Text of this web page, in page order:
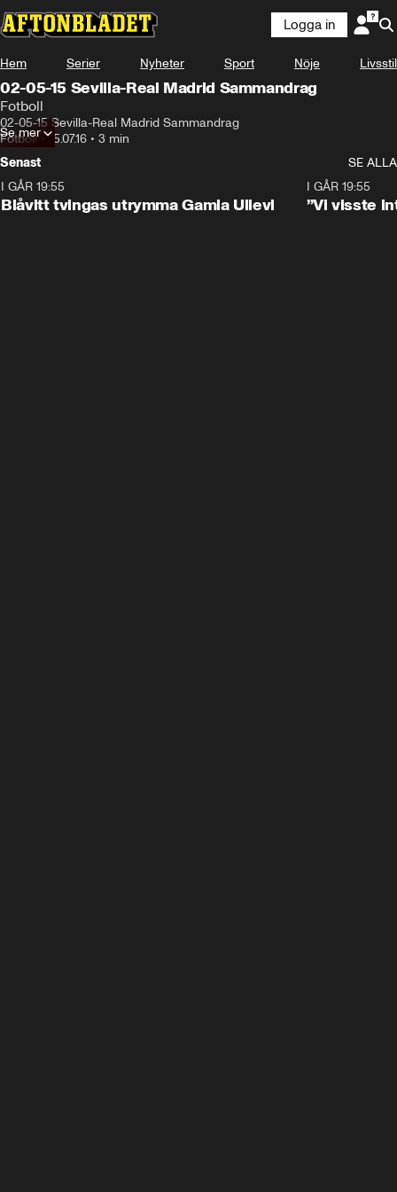
Logga in
Hem Serier Nyheter Sport Nöje Livsstil
02-05-15 Sevilla-Real Madrid Sammandrag
Fotboll
02-05-15 Sevilla-Real Madrid Sammandrag
Fotboll•15.07.16 • 3 min
Se mer
Senast
SE ALLA
I GÅR 19:55
Blåvitt tvingas utrymma Gamla Ullevi
I GÅR 19:55
”Vi visste